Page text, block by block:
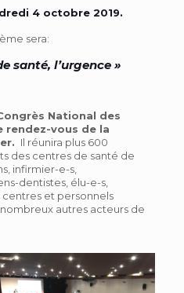
4 octobre 2019.
sera:
santé, l’urgence »
National des
rendez-vous de la
Il réunira plus 600
des centres de santé de
infirmier-e-s,
dentistes, élu-e-s,
et personnels
autres acteurs de